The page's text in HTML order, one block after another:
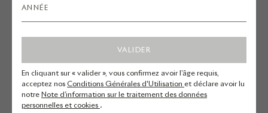
VALIDER
En cliquant sur « valider », vous confirmez avoir l’âge requis,
acceptez nos Conditions Générales d'Utilisation et déclare avoir lu
notre Note d’information sur le traitement des données
personnelles et cookies .
domicile », menée par l’envie de
cuisiner au plus proche de ses
convives.
Pour la Maison Ruinart, elle
imagine une cuisine simple et